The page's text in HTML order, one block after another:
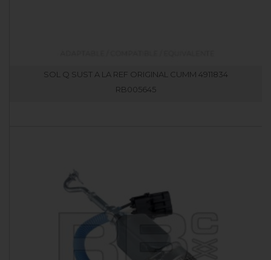
SOL Q SUST A LA REF ORIGINAL CUMM 4911834
RB005645